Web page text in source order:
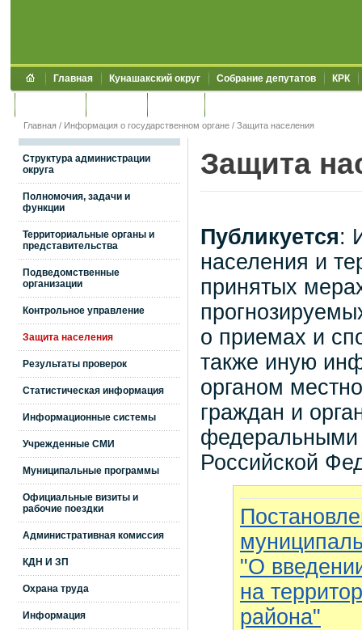
Главная Кунашакский округ Собрание депутатов КРК
Главная / Информация о государственном органе / Защита населения
Структура администрации
округа
Полномочия, задачи и
функции
Территориальные органы и
представительства
Подведомственные
организации
Контрольное управление
Защита населения
Результаты проверок
Статистическая информация
Информационные системы
Учрежденные СМИ
Муниципальные программы
Официальные визиты и
рабочие поездки
Административная комиссия
КДН И ЗП
Охрана труда
Информация
Защита
Публикуется:
населения и
принятых
о приемах и
также иную
органом
граждан и
федеральными
Российской
"О
на
района"